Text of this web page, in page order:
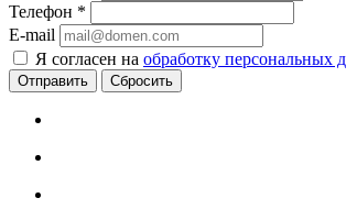
Телефон *
E-mail
Я согласен на обработку персональных
Сбросить